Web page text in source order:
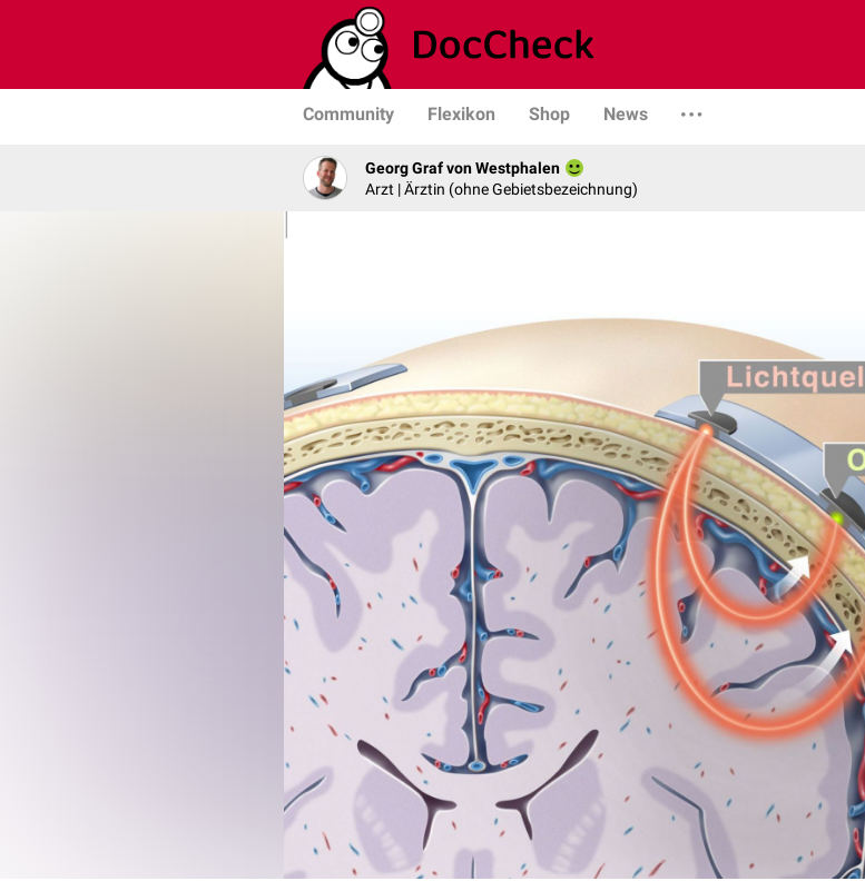
Community Flexikon Shop News
Georg Graf von Westphalen
Arzt | Ärztin (ohne Gebietsbezeichnung)